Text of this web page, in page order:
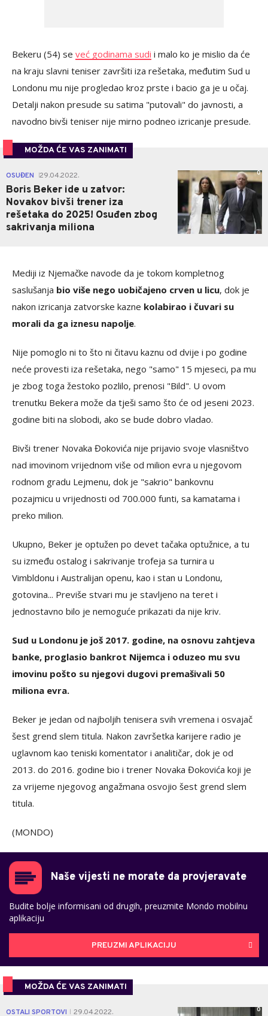
Bekeru (54) se već godinama sudi i malo ko je mislio da će
na kraju slavni teniser završiti iza rešetaka, međutim Sud u
Londonu mu nije progledao kroz prste i bacio ga je u očaj.
Detalji nakon presude su satima "putovali" do javnosti, a
navodno bivši teniser nije mirno podneo izricanje presude.
MOŽDA ĆE VAS ZANIMATI
OSUĐEN 29.04.2022.
Boris Beker ide u zatvor:
Novakov bivši trener iza
rešetaka do 2025! Osuđen zbog
sakrivanja miliona
0
Mediji iz Njemačke navode da je tokom kompletnog
saslušanja bio više nego uobičajeno crven u licu, dok je
nakon izricanja zatvorske kazne kolabirao i čuvari su
morali da ga iznesu napolje.
Nije pomoglo ni to što ni čitavu kaznu od dvije i po godine
neće provesti iza rešetaka, nego "samo" 15 mjeseci, pa mu
je zbog toga žestoko pozlilo, prenosi "Bild". U ovom
trenutku Bekera može da tješi samo što će od jeseni 2023.
godine biti na slobodi, ako se bude dobro vladao.
Bivši trener Novaka Đokovića nije prijavio svoje vlasništvo
nad imovinom vrijednom više od milion evra u njegovom
rodnom gradu Lejmenu, dok je "sakrio" bankovnu
pozajmicu u vrijednosti od 700.000 funti, sa kamatama i
preko milion.
Ukupno, Beker je optužen po devet tačaka optužnice, a tu
su između ostalog i sakrivanje trofeja sa turnira u
Vimbldonu i Australijan openu, kao i stan u Londonu,
gotovina... Previše stvari mu je stavljeno na teret i
jednostavno bilo je nemoguće prikazati da nije kriv.
Sud u Londonu je još 2017. godine, na osnovu zahtjeva
banke, proglasio bankrot Nijemca i oduzeo mu svu
imovinu pošto su njegovi dugovi premašivali 50
miliona evra.
Beker je jedan od najboljih tenisera svih vremena i osvajač
šest grend slem titula. Nakon završetka karijere radio je
uglavnom kao teniski komentator i analitičar, dok je od
2013. do 2016. godine bio i trener Novaka Đokovića koji je
za vrijeme njegovog angažmana osvojio šest grend slem
titula.
(MONDO)
Naše vijesti ne morate da provjeravate
Budite bolje informisani od drugih, preuzmite Mondo mobilnu
aplikaciju
PREUZMI APLIKACIJU
MOŽDA ĆE VAS ZANIMATI
OSTALI SPORTOVI 29.04.2022. 0